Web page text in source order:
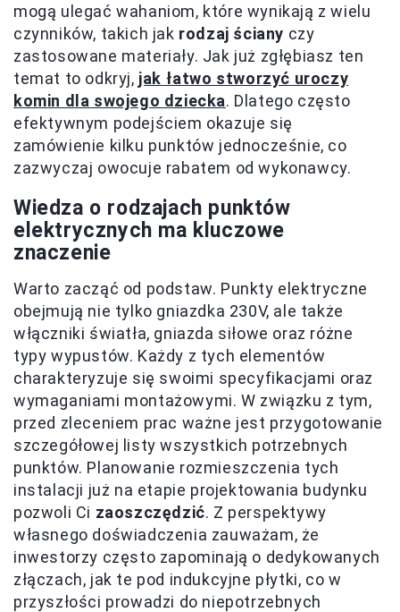
mogą ulegać wahaniom, które wynikają z wielu
czynników, takich jak rodzaj ściany czy
zastosowane materiały. Jak już zgłębiasz ten
temat to odkryj, jak łatwo stworzyć uroczy
komin dla swojego dziecka. Dlatego często
efektywnym podejściem okazuje się
zamówienie kilku punktów jednocześnie, co
zazwyczaj owocuje rabatem od wykonawcy.
Wiedza o rodzajach punktów
elektrycznych ma kluczowe
znaczenie
Warto zacząć od podstaw. Punkty elektryczne
obejmują nie tylko gniazdka 230V, ale także
włączniki światła, gniazda siłowe oraz różne
typy wypustów. Każdy z tych elementów
charakteryzuje się swoimi specyfikacjami oraz
wymaganiami montażowymi. W związku z tym,
przed zleceniem prac ważne jest przygotowanie
szczegółowej listy wszystkich potrzebnych
punktów. Planowanie rozmieszczenia tych
instalacji już na etapie projektowania budynku
pozwoli Ci zaoszczędzić. Z perspektywy
własnego doświadczenia zauważam, że
inwestorzy często zapominają o dedykowanych
złączach, jak te pod indukcyjne płytki, co w
przyszłości prowadzi do niepotrzebnych